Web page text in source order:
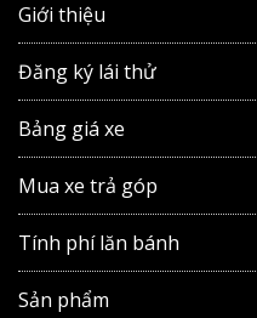
Giới thiệu
Đăng ký lái thử
Bảng giá xe
Mua xe trả góp
Tính phí lăn bánh
Sản phẩm